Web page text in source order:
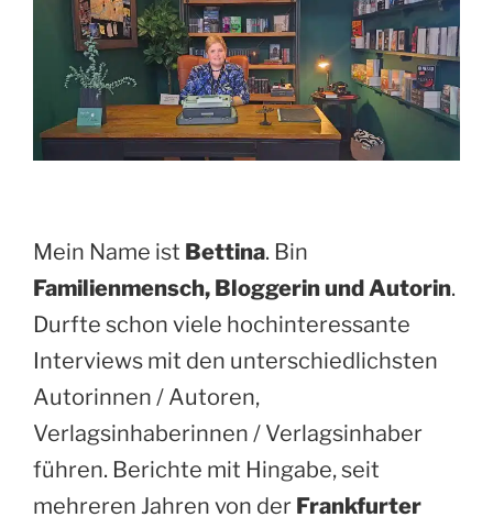
Mein Name ist Bettina. Bin
Familienmensch, Bloggerin und Autorin.
Durfte schon viele hochinteressante
Interviews mit den unterschiedlichsten
Autorinnen / Autoren,
Verlagsinhaberinnen / Verlagsinhaber
führen. Berichte mit Hingabe, seit
mehreren Jahren von der Frankfurter